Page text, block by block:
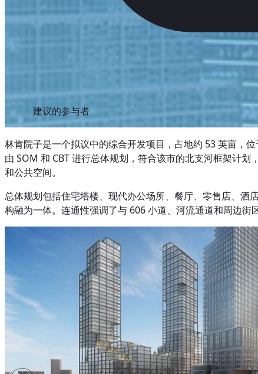
建议的参与者
林肯院子是一个拟议中的综合开发项目，占地约 53 英亩，
由 SOM 和 CBT 进行总体规划，符合该市的北支河框架计
和公共空间。
总体规划包括住宅塔楼、现代办公场所、餐厅、零售店、酒
构融为一体。连通性强调了与 606 小道、河流通道和周边街